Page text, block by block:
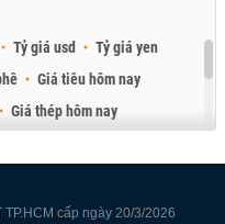
Tỷ giá usd
Tỷ giá yen
Giá tiêu hôm nay
Giá thép hôm nay
cấp ngày 20/3/2026